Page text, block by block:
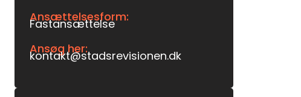
Ansættelsesform:
Fastansættelse
Ansøg her:
kontakt@stadsrevisionen.dk